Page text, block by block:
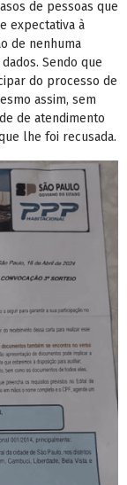
de pessoas que
expectativa à
de nenhuma
Sendo que
do processo de
assim, sem
de atendimento
lhe foi recusada.